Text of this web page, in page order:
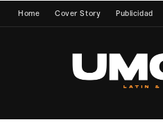
Home Cover Story Publicidad